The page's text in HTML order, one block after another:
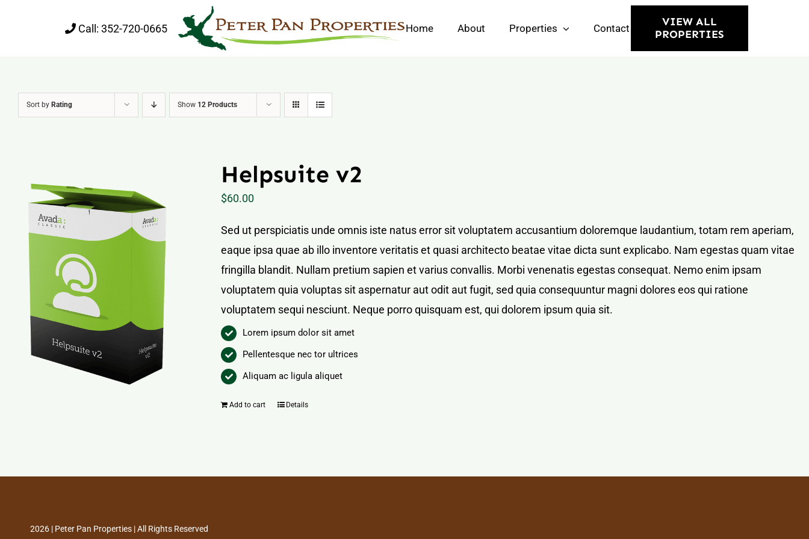
Call: 352-720-0665 Home About Properties Contact
VIEW ALL
PROPERTIES
Sort by Rating Show 12 Products
Helpsuite v2
$60.00
Sed ut perspiciatis unde omnis iste natus error sit voluptatem accusantium doloremque laudantium, totam rem aperiam,
eaque ipsa quae ab illo inventore veritatis et quasi architecto beatae vitae dicta sunt explicabo. Nam egestas quam vitae
fringilla blandit. Nullam pretium sapien et varius convallis. Morbi venenatis egestas consequat. Nemo enim ipsam
voluptatem quia voluptas sit aspernatur aut odit aut fugit, sed quia consequuntur magni dolores eos qui ratione
voluptatem sequi nesciunt. Neque porro quisquam est, qui dolorem ipsum quia sit.
Lorem ipsum dolor sit amet
Pellentesque nec tor ultrices
Aliquam ac ligula aliquet
Add to cart Details
2026 | Peter Pan Properties | All Rights Reserved